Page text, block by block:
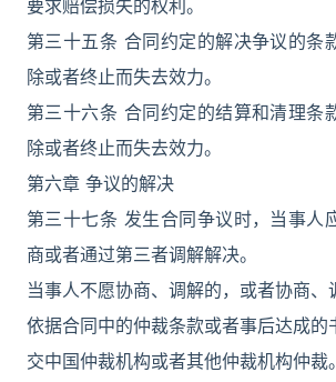
要求赔偿损失的权利。
第三十五条 合同约定的解决争议的条
除或者终止而失去效力。
第三十六条 合同约定的结算和清理条
除或者终止而失去效力。
第六章 争议的解决
第三十七条 发生合同争议时，当事人
商或者通过第三者调解解决。
当事人不愿协商、调解的，或者协商、
依据合同中的仲裁条款或者事后达成的
交中国仲裁机构或者其他仲裁机构仲裁。